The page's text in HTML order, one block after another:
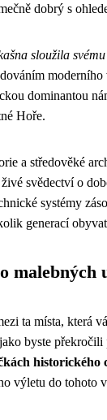
dobrý s
sloužila
dominantou
Hoře.
a středověké
živé svědectví o
systémy
generací
malebných
ta místa, která
byste
historického
výletu do tohoto